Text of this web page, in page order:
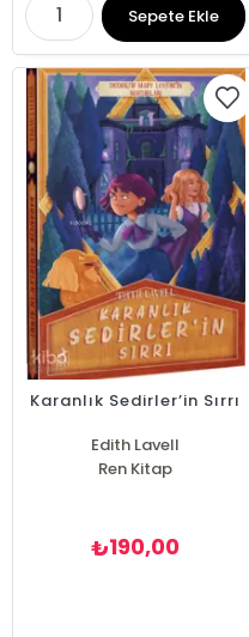
Sepete Ekle
Karanlık Sedirler’in Sırrı
Edith Lavell
Ren Kitap
₺190,00